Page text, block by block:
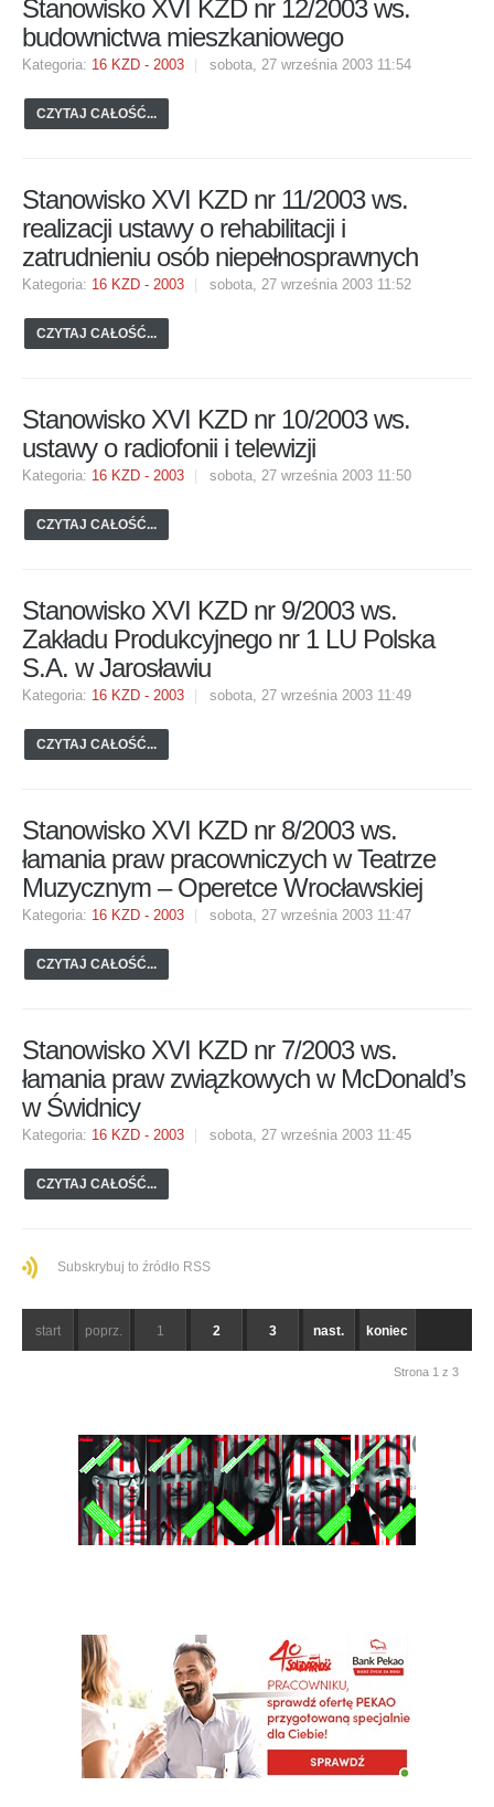
Stanowisko XVI KZD nr 12/2003 ws.
budownictwa mieszkaniowego
Kategoria: 16 KZD - 2003 sobota, 27 września 2003 11:54
CZYTAJ CAŁOŚĆ...
Stanowisko XVI KZD nr 11/2003 ws.
realizacji ustawy o rehabilitacji i
zatrudnieniu osób niepełnosprawnych
Kategoria: 16 KZD - 2003 sobota, 27 września 2003 11:52
CZYTAJ CAŁOŚĆ...
Stanowisko XVI KZD nr 10/2003 ws.
ustawy o radiofonii i telewizji
Kategoria: 16 KZD - 2003 sobota, 27 września 2003 11:50
CZYTAJ CAŁOŚĆ...
Stanowisko XVI KZD nr 9/2003 ws.
Zakładu Produkcyjnego nr 1 LU Polska
S.A. w Jarosławiu
Kategoria: 16 KZD - 2003 sobota, 27 września 2003 11:49
CZYTAJ CAŁOŚĆ...
Stanowisko XVI KZD nr 8/2003 ws.
łamania praw pracowniczych w Teatrze
Muzycznym – Operetce Wrocławskiej
Kategoria: 16 KZD - 2003 sobota, 27 września 2003 11:47
CZYTAJ CAŁOŚĆ...
Stanowisko XVI KZD nr 7/2003 ws.
łamania praw związkowych w McDonald’s
w Świdnicy
Kategoria: 16 KZD - 2003 sobota, 27 września 2003 11:45
CZYTAJ CAŁOŚĆ...
Subskrybuj to źródło RSS
start poprz. 1 2 3 nast. koniec
Strona 1 z 3